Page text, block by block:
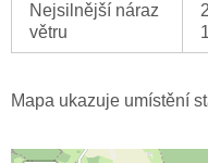
Nejsilnější náraz
větru
Mapa ukazuje umístění